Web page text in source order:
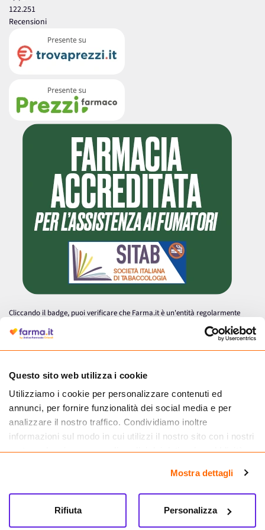
Questo sito web utilizza i cookie
Utilizziamo i cookie per personalizzare contenuti ed
annunci, per fornire funzionalità dei social media e per
analizzare il nostro traffico. Condividiamo inoltre
informazioni sul modo in cui utilizzi il nostro sito con i nostri
partner che si occupano di analisi dei dati web, pubblicità e
informazioni che hai fornito loro o che hanno raccolto dal
tuo utilizzo dei loro servizi.
Mostra dettagli
Personalizza
Rifiuta
122.251
Recensioni
Cliccando il badge, puoi verificare che Farma.it è un'entità regolarmente
autorizzata dal Ministero della Salute a effettuare la vendita online di
medicinali.
Farma.it S.a.s. P. IVA 07417261216 REA: NA-884088